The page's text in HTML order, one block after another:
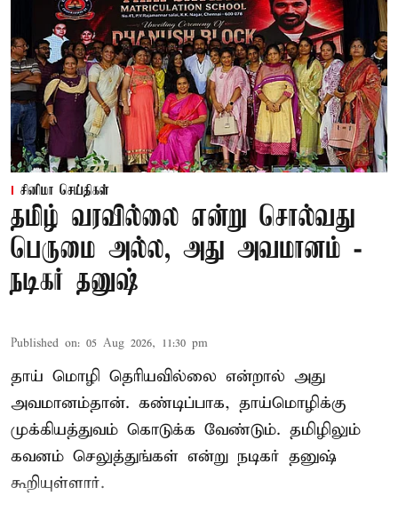
சினிமா செய்திகள்
தமிழ் வரவில்லை என்று சொல்வது
பெருமை அல்ல, அது அவமானம் -
நடிகர் தனுஷ்
Published on: 05 Aug 2026, 11:30 pm
தாய் மொழி தெரியவில்லை என்றால் அது
அவமானம்தான். கண்டிப்பாக, தாய்மொழிக்கு
முக்கியத்துவம் கொடுக்க வேண்டும். தமிழிலும்
கவனம் செலுத்துங்கள் என்று நடிகர் தனுஷ்
கூறியுள்ளார்.